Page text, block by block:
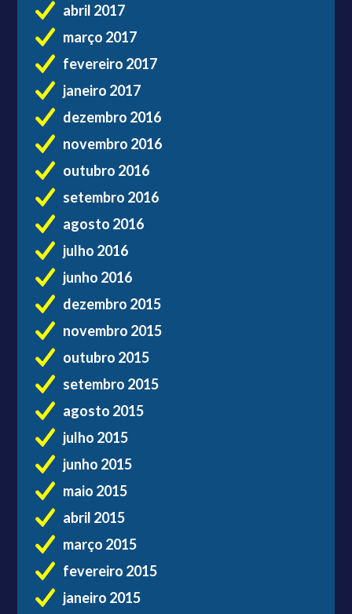
abril 2017
março 2017
fevereiro 2017
janeiro 2017
dezembro 2016
novembro 2016
outubro 2016
setembro 2016
agosto 2016
julho 2016
junho 2016
dezembro 2015
novembro 2015
outubro 2015
setembro 2015
agosto 2015
julho 2015
junho 2015
maio 2015
abril 2015
março 2015
fevereiro 2015
janeiro 2015